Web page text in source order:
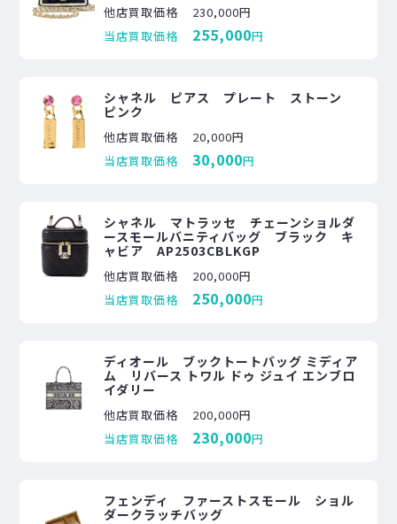
他店買取価格
230,000円
当店買取価格
255,000円
シャネル ピアス プレート ストーン
ピンク
他店買取価格
20,000円
当店買取価格
30,000円
シャネル マトラッセ チェーンショルダ
ースモールバニティバッグ ブラック キ
ャビア AP2503CBLKGP
他店買取価格
200,000円
当店買取価格
250,000円
ディオール ブックトートバッグ ミディア
ム リバース トワル ドゥ ジュイ エンブロ
イダリー
他店買取価格
200,000円
当店買取価格
230,000円
フェンディ ファーストスモール ショル
ダークラッチバッグ